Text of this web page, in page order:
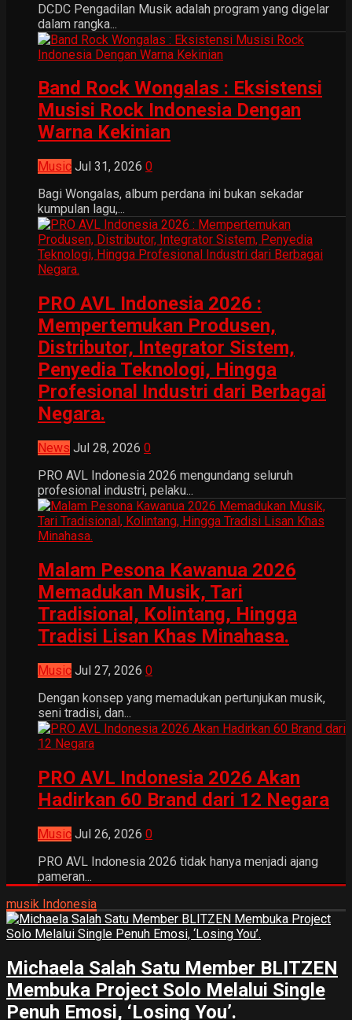
DCDC Pengadilan Musik adalah program yang digelar
dalam rangka...
Band Rock Wongalas : Eksistensi
Musisi Rock Indonesia Dengan
Warna Kekinian
Music Jul 31, 2026 0
Bagi Wongalas, album perdana ini bukan sekadar
kumpulan lagu,...
PRO AVL Indonesia 2026 :
Mempertemukan Produsen,
Distributor, Integrator Sistem,
Penyedia Teknologi, Hingga
Profesional Industri dari Berbagai
Negara.
News Jul 28, 2026 0
PRO AVL Indonesia 2026 mengundang seluruh
profesional industri, pelaku...
Malam Pesona Kawanua 2026
Memadukan Musik, Tari
Tradisional, Kolintang, Hingga
Tradisi Lisan Khas Minahasa.
Music Jul 27, 2026 0
Dengan konsep yang memadukan pertunjukan musik,
seni tradisi, dan...
PRO AVL Indonesia 2026 Akan
Hadirkan 60 Brand dari 12 Negara
Music Jul 26, 2026 0
PRO AVL Indonesia 2026 tidak hanya menjadi ajang
pameran...
musik Indonesia
Michaela Salah Satu Member BLITZEN
Membuka Project Solo Melalui Single
Penuh Emosi, ‘Losing You’.